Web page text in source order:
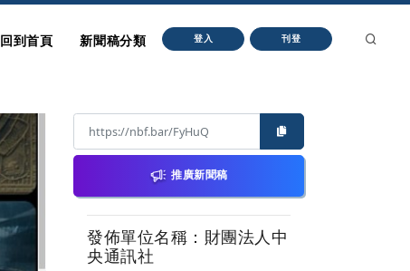
回到首頁 新聞稿分類 登入 刊登
推廣新聞稿
發佈單位名稱：財團法人中
央通訊社